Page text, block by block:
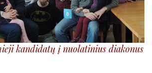
kandidatų į nuolatinius diakonus